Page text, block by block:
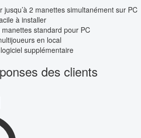
jusqu’à 2 manettes simultanément sur PC
à installer
standard pour PC
en local
supplémentaire
des clients